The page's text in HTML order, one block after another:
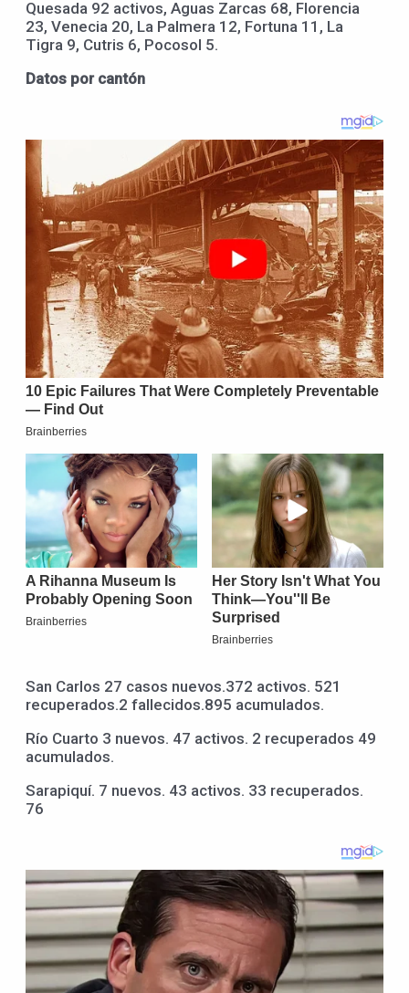
Quesada 92 activos, Aguas Zarcas 68, Florencia
23, Venecia 20, La Palmera 12, Fortuna 11, La
Tigra 9, Cutris 6, Pocosol 5.
Datos por cantón
San Carlos 27 casos nuevos.372 activos. 521
recuperados.2 fallecidos.895 acumulados.
Río Cuarto 3 nuevos. 47 activos. 2 recuperados 49
acumulados.
Sarapiquí. 7 nuevos. 43 activos. 33 recuperados.
76